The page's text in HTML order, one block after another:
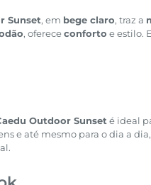
Sunset, em bege claro, traz a
, oferececonforto e estilo.
Outdoor Sunset é ideal
e até mesmo para o dia a dia,